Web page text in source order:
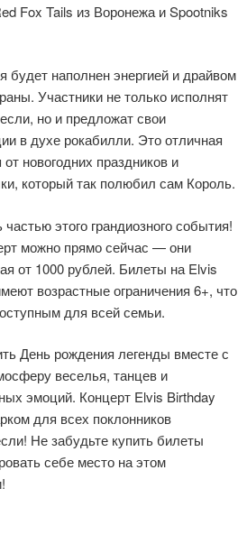
Fox Tails из Воронежа и Spootniks
наполнен энергией и драйвом
Участники не только исполнят
но и предложат свои
в духе рокабилли. Это отличная
новогодних праздников и
который так полюбил сам Король.
этого грандиозного события!
можно прямо сейчас — они
от 1000 рублей. Билеты на Elvis
возрастные ограничения 6+, что
для всей семьи.
День рождения легенды вместе с
веселья, танцев и
эмоций. Концерт Elvis Birthday
для всех поклонников
Не забудьте купить билеты
себе место на этом